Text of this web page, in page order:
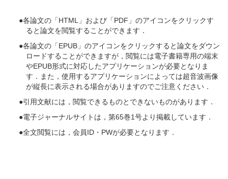
●各論文の「HTML」および「PDF」のアイコンをクリックす
ると論文を閲覧することができます．
●各論文の「EPUB」のアイコンをクリックすると論文をダウン
ロードすることができますが，閲覧には電子書籍専用の端末
やEPUB形式に対応したアプリケーションが必要となりま
す．また，使用するアプリケーションによっては超音波画像
が縦長に表示される場合がありますのでご注意ください．
●引用文献には，閲覧できるものとできないものがあります．
●電子ジャーナルサイトは，第65巻1号より掲載しています．
●全文閲覧には，会員ID・PWが必要となります．